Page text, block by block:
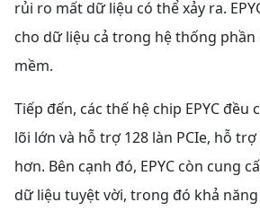
rủi ro mất dữ liệu có thể xảy ra.
cho dữ liệu cả trong hệ thống phần
mềm.
Tiếp đến, các thế hệ chip EPYC đều
lõi lớn và hỗ trợ 128 làn PCIe, hỗ
hơn. Bên cạnh đó, EPYC còn cung
dữ liệu tuyệt vời, trong đó khả